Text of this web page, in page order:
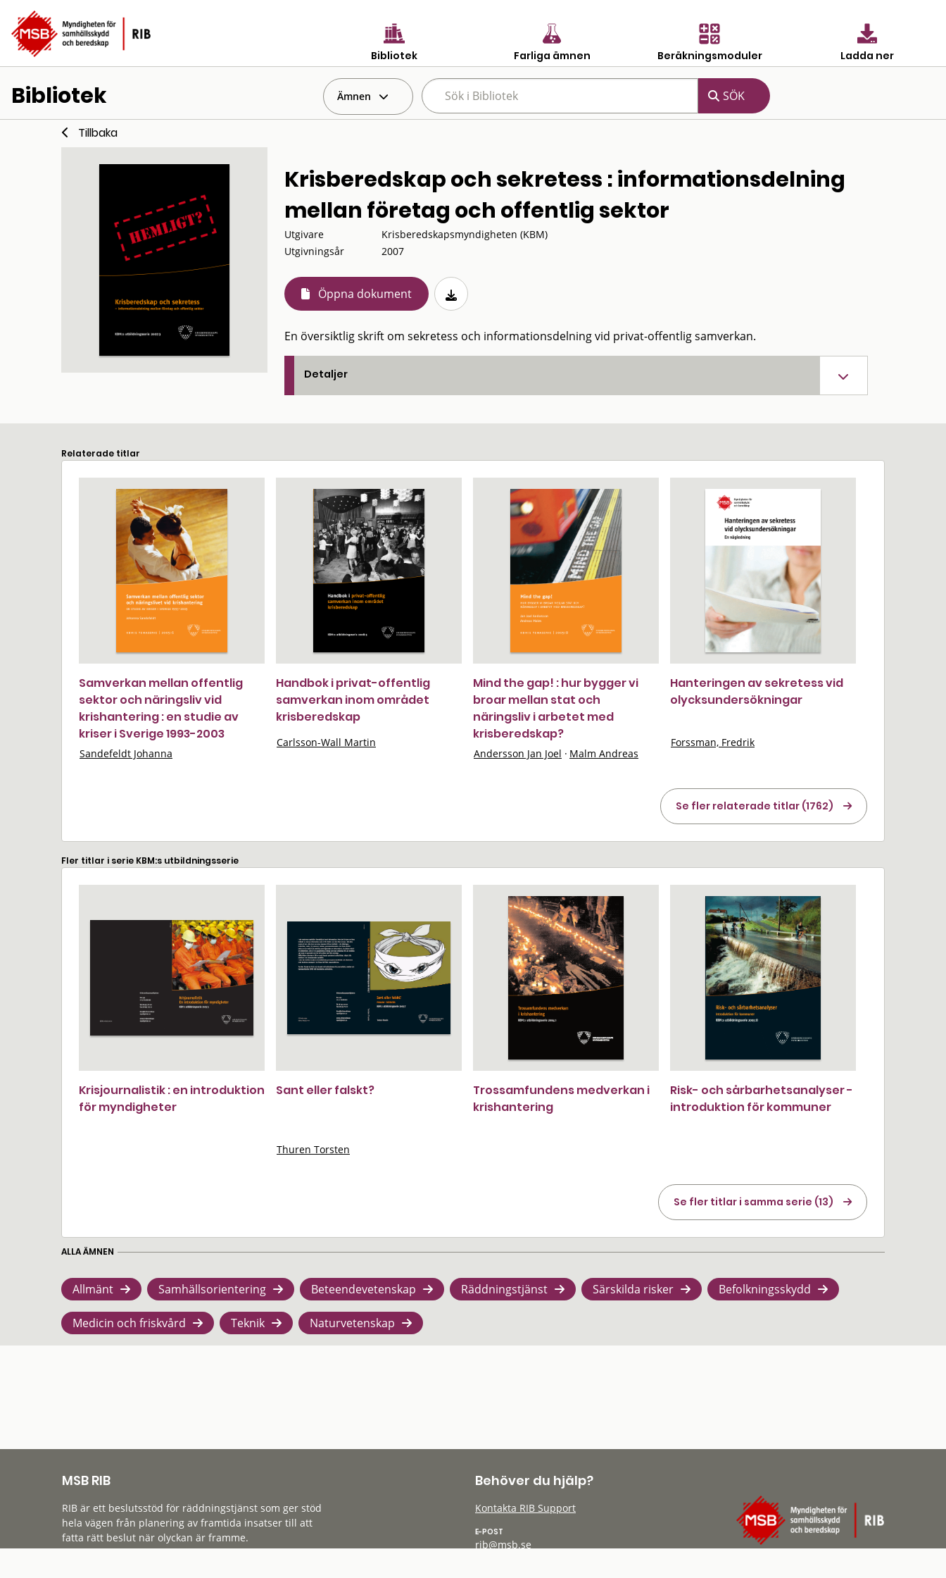
Bibliotek Farliga ämnen Beräkningsmoduler Ladda ner
Bibliotek Ämnen
Tillbaka
Krisberedskap och sekretess : informationsdelning
mellan företag och offentlig sektor
Utgivare
Krisberedskapsmyndigheten (KBM)
Utgivningsår
2007
Öppna dokument
En översiktlig skrift om sekretess och informationsdelning vid privat-offentlig samverkan.
Detaljer
Relaterade titlar
Samverkan mellan offentlig
sektor och näringsliv vid
krishantering : en studie av
kriser i Sverige 1993-2003
Sandefeldt Johanna
Handbok i privat-offentlig
samverkan inom området
krisberedskap
Carlsson-Wall Martin
Mind the gap! : hur bygger vi
broar mellan stat och
näringsliv i arbetet med
krisberedskap?
Andersson Jan Joel · Malm Andreas
Hanteringen av sekretess vid
olycksundersökningar
Forssman, Fredrik
Se fler relaterade titlar (1762)
Fler titlar i serie KBM:s utbildningsserie
Krisjournalistik : en introduktion
för myndigheter
Sant eller falskt?
Thuren Torsten
Trossamfundens medverkan i
krishantering
Risk- och sårbarhetsanalyser -
introduktion för kommuner
Se fler titlar i samma serie (13)
ALLA ÄMNEN
Allmänt Samhällsorientering Beteendevetenskap Räddningstjänst Särskilda risker Befolkningsskydd
Medicin och friskvård Teknik Naturvetenskap
MSB RIB
RIB är ett beslutsstöd för räddningstjänst som ger stöd
hela vägen från planering av framtida insatser till att
fatta rätt beslut när olyckan är framme.
Behöver du hjälp?
Kontakta RIB Support
E-POST
rib@msb.se